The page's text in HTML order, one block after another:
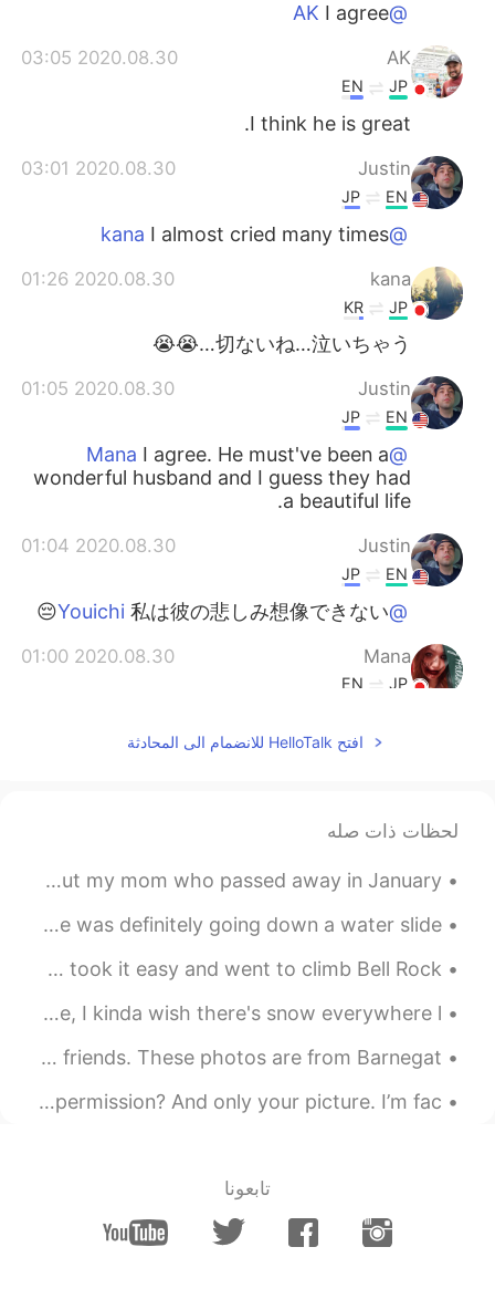
@AK
I agree
AK
2020.08.30 03:05
JP
EN
I think he is great.
Justin
2020.08.30 03:01
EN
JP
@kana
I almost cried many times
kana
2020.08.30 01:26
JP
KR
切ないね…泣いちゃう…😭😭
Justin
2020.08.30 01:05
EN
JP
@Mana
I agree. He must've been a
wonderful husband and I guess they had
a beautiful life.
Justin
2020.08.30 01:04
EN
JP
@Youichi
私は彼の悲しみ想像できない😔
Mana
2020.08.30 01:00
JP
EN
た奥様はさぞかし幸せな人生を過ごしたん
Youichi
be at peace one day😭 God bless him.
I delete my account
2020.08.30 00:41
JP
EN
KR
FR
EN
@I delete my account
I do too. I must
افتح HelloTalk للانضمام الى المحادثة
لحظات ذات صله
I released a new song today called every single day. It’s about my mom who passed away in January...
I think the most embarrassing thing to ever happen to me was definitely going down a water slide ...
Today my boyfriend and I went hiking in Sedona, AZ☺️ We took it easy and went to climb Bell Rock😆...
Photo from a lunch time 😁 although the weather looks nice, I kinda wish there's snow everywhere l...
An excellent day of birding in New Jersey with family and friends. These photos are from Barnegat...
What would you do if someone took your picture without permission? And only your picture. I’m fac...
تابعونا